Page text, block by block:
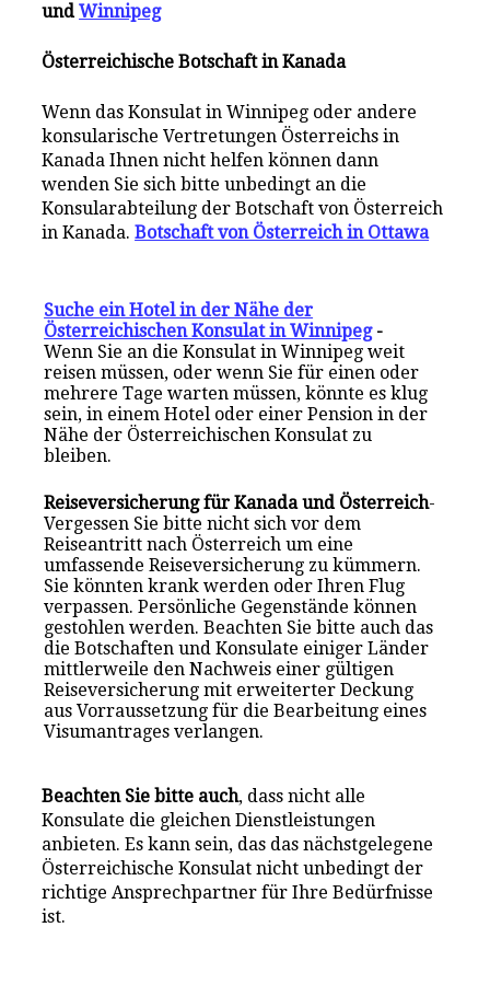
undWinnipeg
Österreichische Botschaft in Kanada
Wenn das Konsulat in Winnipeg oder andere
konsularische Vertretungen Österreichs in
Kanada Ihnen nicht helfen können dann
wenden Sie sich bitte unbedingt an die
Konsularabteilung der Botschaft von Österreich
in Kanada.Botschaft von Österreich in Ottawa
Suche ein Hotel in der Nähe der
Österreichischen Konsulat in Winnipeg-
Wenn Sie an die Konsulat in Winnipeg weit
reisen müssen, oder wenn Sie für einen oder
mehrere Tage warten müssen, könnte es klug
sein, in einem Hotel oder einer Pension in der
Nähe der Österreichischen Konsulat zu
bleiben.
Reiseversicherung für Kanada und Österreich-
Vergessen Sie bitte nicht sich vor dem
Reiseantritt nach Österreich um eine
umfassende Reiseversicherung zu kümmern.
Sie könnten krank werden oder Ihren Flug
verpassen. Persönliche Gegenstände können
gestohlen werden. Beachten Sie bitte auch das
die Botschaften und Konsulate einiger Länder
mittlerweile den Nachweis einer gültigen
Reiseversicherung mit erweiterter Deckung
aus Vorraussetzung für die Bearbeitung eines
Visumantrages verlangen.
Beachten Sie bitte auch, dass nicht alle
Konsulate die gleichen Dienstleistungen
anbieten. Es kann sein, das das nächstgelegene
Österreichische Konsulat nicht unbedingt der
richtige Ansprechpartner für Ihre Bedürfnisse
ist.